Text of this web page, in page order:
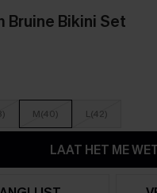
Bruine Bikini Set
M(40) L(42)
LAAT HET ME